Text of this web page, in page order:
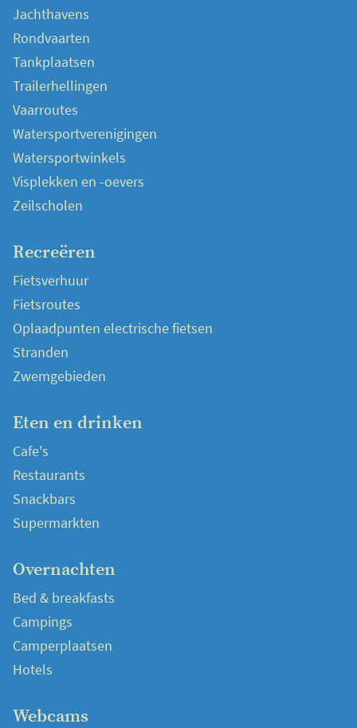
Jachthavens
Rondvaarten
Tankplaatsen
Trailerhellingen
Vaarroutes
Watersportverenigingen
Watersportwinkels
Visplekken en -oevers
Zeilscholen
Recreëren
Fietsverhuur
Fietsroutes
Oplaadpunten electrische fietsen
Stranden
Zwemgebieden
Eten en drinken
Cafe's
Restaurants
Snackbars
Supermarkten
Overnachten
Bed & breakfasts
Campings
Camperplaatsen
Hotels
Webcams